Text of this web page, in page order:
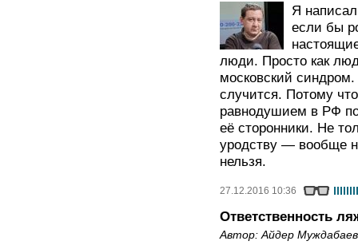
Я
если бы
люди. Просто как
московский
случится. Потому
равнодушием в РФ
её сторонники. Не
уродству — вообще
нельзя.
27.12.2016 10:36
Ответственность
Автор: Айдер Муждабаев